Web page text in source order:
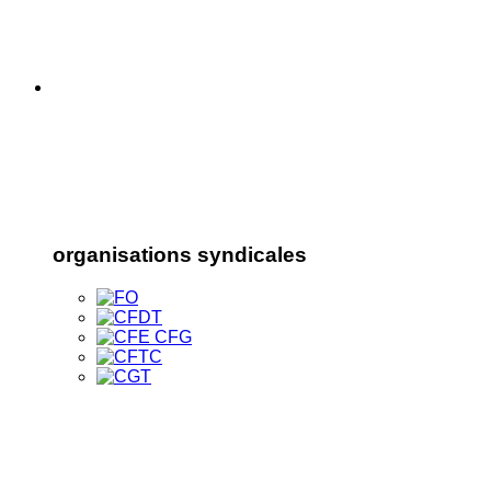
organisations syndicales